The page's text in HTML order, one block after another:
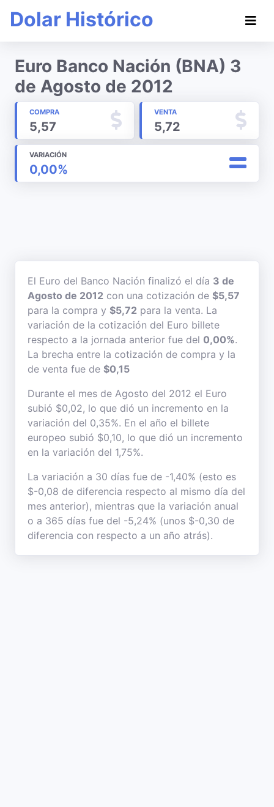
Dolar Histórico
Euro Banco Nación (BNA) 3
de Agosto de 2012
COMPRA
5,57
VENTA
5,72
VARIACIÓN
0,00%
El Euro del Banco Nación finalizó el día 3 de
Agosto de 2012 con una cotización de $5,57
para la compra y $5,72 para la venta. La
variación de la cotización del Euro billete
respecto a la jornada anterior fue del 0,00%.
La brecha entre la cotización de compra y la
de venta fue de $0,15
Durante el mes de Agosto del 2012 el Euro
subió $0,02, lo que dió un incremento en la
variación del 0,35%. En el año el billete
europeo subió $0,10, lo que dió un incremento
en la variación del 1,75%.
La variación a 30 días fue de -1,40% (esto es
$-0,08 de diferencia respecto al mismo día del
mes anterior), mientras que la variación anual
o a 365 días fue del -5,24% (unos $-0,30 de
diferencia con respecto a un año atrás).